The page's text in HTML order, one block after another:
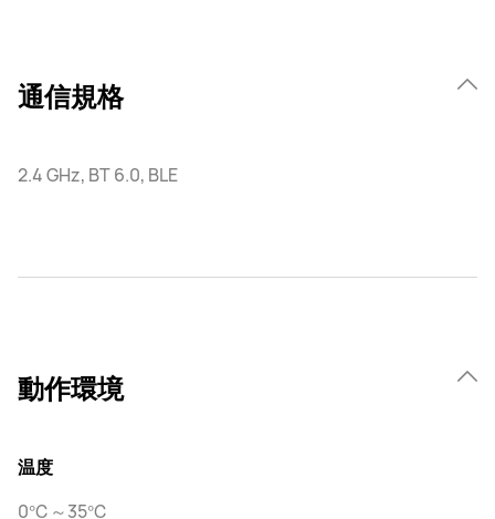
通信規格
2.4 GHz, BT 6.0, BLE
動作環境
温度
0℃～35℃